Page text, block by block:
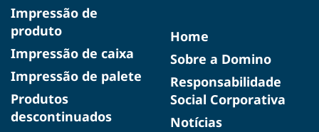
Impressão de
produto
Impressão de caixa
Impressão de palete
Produtos
descontinuados
Home
Sobre a Domino
Responsabilidade
Social Corporativa
Notícias